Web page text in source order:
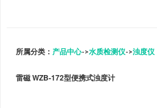
所属分类： 产品中心->水质检测仪->浊度仪
雷磁 WZB-172型便携式浊度计